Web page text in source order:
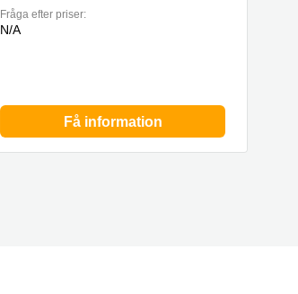
Fråga efter priser:
N/A
Få information